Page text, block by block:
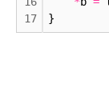
17
}